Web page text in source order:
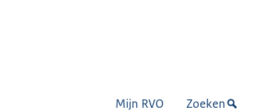
Mijn RVO Zoeken